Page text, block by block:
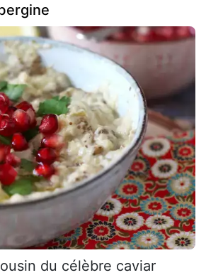
du célèbre caviar